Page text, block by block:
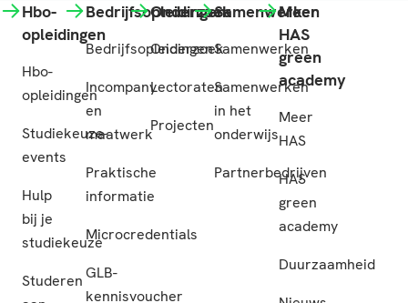
Hbo-
opleidingen
Hbo-
opleidingen
Studiekeuze-
events
Hulp
bij je
studiekeuze
Studeren
Bedrijfsopleidingen
Bedrijfsopleidingen
Incompany
en
maatwerk
Praktische
informatie
Microcredentials
GLB-
kennisvoucher
Onderzoek
Onderzoek
Lectoraten
Projecten
Samenwerken
Samenwerken
Samenwerken
in het
onderwijs
Partnerbedrijven
Meer
HAS
green
academy
Meer
HAS
HAS
green
academy
Duurzaamheid